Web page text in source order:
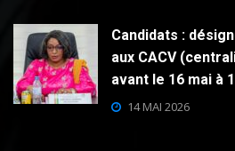
Candidats :
aux CACV
avant le 16 mai à
14 MAI 2026